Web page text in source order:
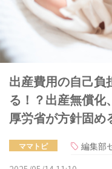
出産費用の自己負
る！？出産無償
厚労省が方針固め
ママトピ 編集部